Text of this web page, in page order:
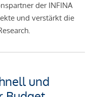
der INFINA
und verstärkt die
und